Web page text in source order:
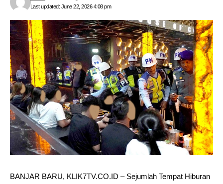
Last updated: June 22, 2026 4:08 pm
BANJAR BARU, KLIK7TV.CO.ID – Sejumlah Tempat Hiburan